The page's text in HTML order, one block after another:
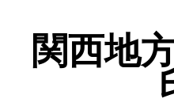
関西地